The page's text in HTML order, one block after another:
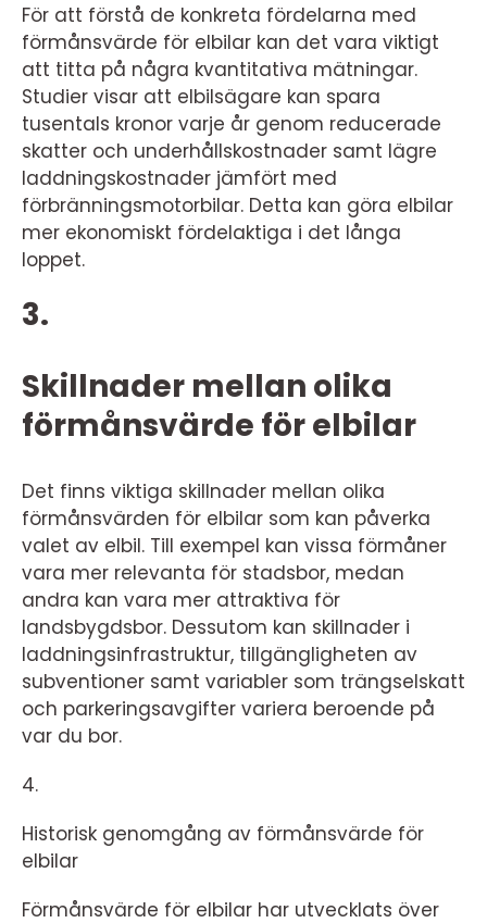
För att förstå de konkreta fördelarna med
förmånsvärde för elbilar kan det vara viktigt
att titta på några kvantitativa mätningar.
Studier visar att elbilsägare kan spara
tusentals kronor varje år genom reducerade
skatter och underhållskostnader samt lägre
laddningskostnader jämfört med
förbränningsmotorbilar. Detta kan göra elbilar
mer ekonomiskt fördelaktiga i det långa
loppet.
3.
Skillnader mellan olika
förmånsvärde för elbilar
Det finns viktiga skillnader mellan olika
förmånsvärden för elbilar som kan påverka
valet av elbil. Till exempel kan vissa förmåner
vara mer relevanta för stadsbor, medan
andra kan vara mer attraktiva för
landsbygdsbor. Dessutom kan skillnader i
laddningsinfrastruktur, tillgängligheten av
subventioner samt variabler som trängselskatt
och parkeringsavgifter variera beroende på
var du bor.
4.
Historisk genomgång av förmånsvärde för
elbilar
Förmånsvärde för elbilar har utvecklats över